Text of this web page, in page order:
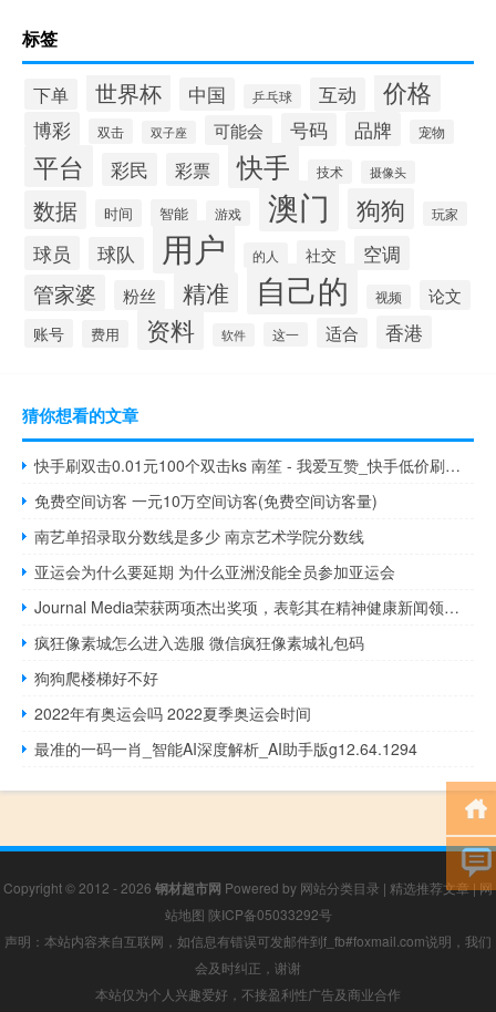
标签
下单 世界杯 中国 乒乓球 互动 价格
博彩 双击 双子座 可能会 号码 品牌 宠物
平台 彩民 彩票 快手 技术 摄像头
数据 时间 智能 游戏 澳门 狗狗 玩家
球员 球队 用户 的人 社交 空调
管家婆 粉丝 精准 自己的 视频 论文
账号 费用 资料 软件 这一 适合 香港
猜你想看的文章
快手刷双击0.01元100个双击ks 南笙 - 我爱互赞_快手低价刷网站
免费空间访客 一元10万空间访客(免费空间访客量)
南艺单招录取分数线是多少 南京艺术学院分数线
亚运会为什么要延期 为什么亚洲没能全员参加亚运会
Journal Media荣获两项杰出奖项，表彰其在精神健康新闻领域的卓越表现
疯狂像素城怎么进入选服 微信疯狂像素城礼包码
狗狗爬楼梯好不好
2022年有奥运会吗 2022夏季奥运会时间
最准的一码一肖_智能AI深度解析_AI助手版g12.64.1294
Copyright © 2012 - 2026 钢材超市网 Powered by 网站分类目录 | 精选推荐文章|网
站地图 陕ICP备05033292号
声明：本站内容来自互联网，如信息有错误可发邮件到f_fb#foxmail.com说明，我们
会及时纠正，谢谢
本站仅为个人兴趣爱好，不接盈利性广告及商业合作